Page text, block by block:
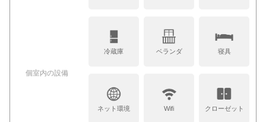
個室内の設備
冷蔵庫 ベランダ 寝具
ネット環境 Wifi クローゼット